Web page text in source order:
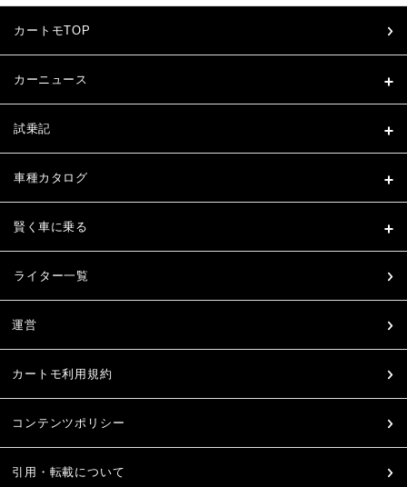
カートモTOP
カーニュース
試乗記
車種カタログ
賢く車に乗る
ライター一覧
運営
カートモ利用規約
コンテンツポリシー
引用・転載について